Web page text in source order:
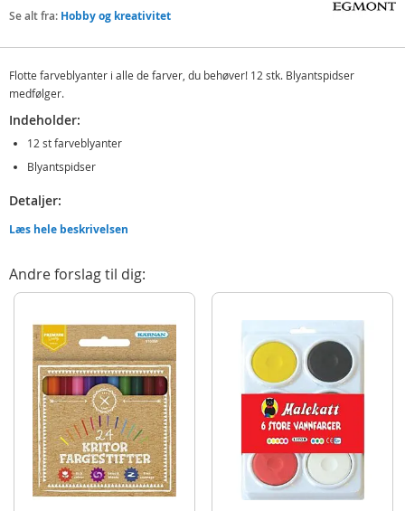
Se alt fra: Hobby og kreativitet
Flotte farveblyanter i alle de farver, du behøver! 12 stk. Blyantspidser
medfølger.
Indeholder:
12 st farveblyanter
Blyantspidser
Detaljer:
Alder: fra 3 år
EAN 7317449100462
Mærke
Læs hele beskrivelsen
Andre forslag til dig: